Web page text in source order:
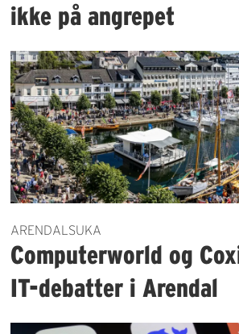
ikke på angrepet
ARENDALSUKA
Computerworld og
IT-debatter i Arendal